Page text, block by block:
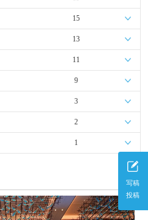
写稿
投稿
15
13
11
9
3
2
1
更多